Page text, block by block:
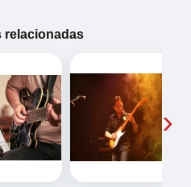
relacionadas
›